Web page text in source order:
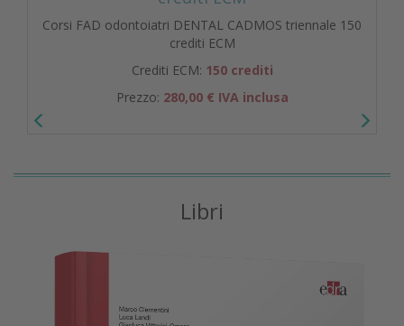
Corsi FAD odontoiatri DENTAL CADMOS triennale 150
crediti ECM
Crediti ECM: 150 crediti
Prezzo: 280,00 € IVA inclusa
Libri